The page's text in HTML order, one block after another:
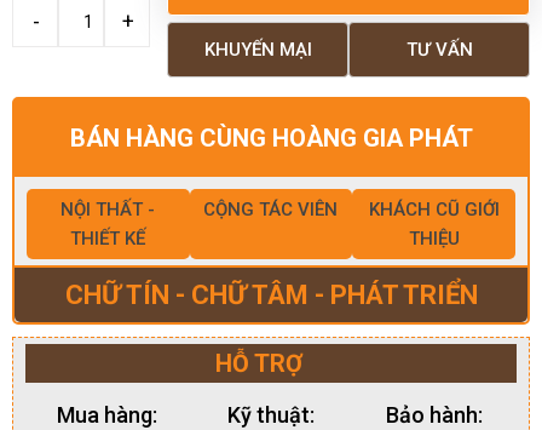
TƯ VẤN
KHUYẾN MẠI
BÁN HÀNG CÙNG HOÀNG GIA PHÁT
NỘI THẤT -
THIẾT KẾ
CỘNG TÁC VIÊN
KHÁCH CŨ GIỚI
THIỆU
CHỮ TÍN - CHỮ TÂM - PHÁT TRIỂN
HỖ TRỢ
Mua hàng: Kỹ thuật: Bảo hành: